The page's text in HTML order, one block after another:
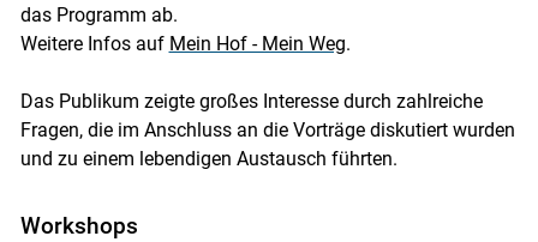
das Programm ab.
Weitere Infos auf Mein Hof - Mein Weg.
Das Publikum zeigte großes Interesse durch zahlreiche
Fragen, die im Anschluss an die Vorträge diskutiert wurden
und zu einem lebendigen Austausch führten.
Workshops